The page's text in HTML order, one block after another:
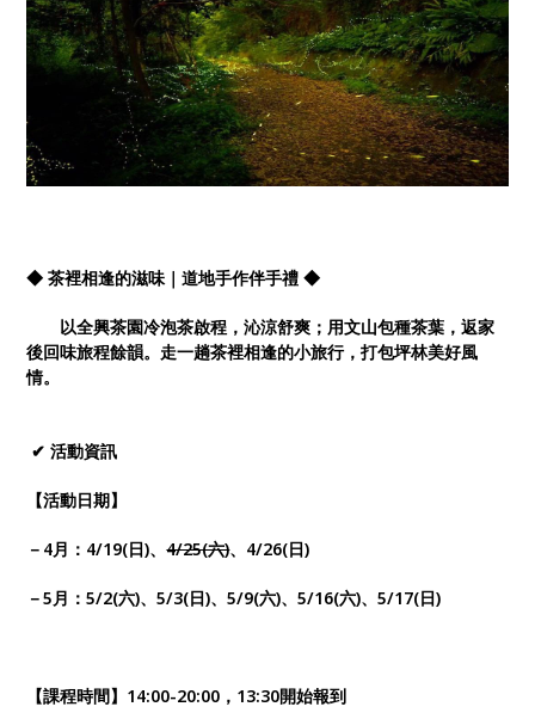
◆ 茶裡相逢的滋味｜道地手作伴手禮 ◆
以全興茶園冷泡茶啟程，沁涼舒爽；用文山包種茶葉，返家
後回味旅程餘韻。走一趟茶裡相逢的小旅行，打包坪林美好風
情。
✔ 活動資訊
【活動日期】
－4月：4/19(日)、4/25(六)、4/26(日)
－5月：5/2(六)、5/3(日)、5/9(六)、5/16(六)、5/17(日)
【課程時間】14:00-20:00，13:30開始報到